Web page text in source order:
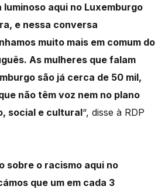
aqui no Luxemburgo
e nessa conversa
muito mais em comum do
As mulheres que falam
são já cerca de 50 mil,
não têm voz nem no plano
social e cultural“, disse à RDP
sobre o racismo aqui no
que um em cada 3